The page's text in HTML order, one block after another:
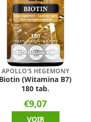
APOLLO'S HEGEMONY
Biotin (Witamina B7)
180 tab.
€9,07
VOIR